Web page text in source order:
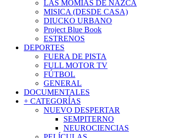
LAS MOMIAS DE NAZCA
MISICA (DESDE CASA)
DIUCKO URBANO
Project Blue Book
ESTRENOS
DEPORTES
FUERA DE PISTA
FULL MOTOR TV
FÚTBOL
GENERAL
DOCUMENTALES
+ CATEGORÍAS
NUEVO DESPERTAR
SEMPITERNO
NEUROCIENCIAS